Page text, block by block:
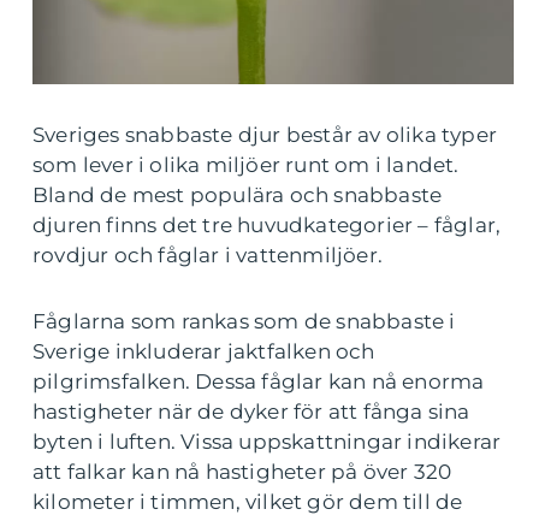
Sveriges snabbaste djur består av olika typer
som lever i olika miljöer runt om i landet.
Bland de mest populära och snabbaste
djuren finns det tre huvudkategorier – fåglar,
rovdjur och fåglar i vattenmiljöer.
Fåglarna som rankas som de snabbaste i
Sverige inkluderar jaktfalken och
pilgrimsfalken. Dessa fåglar kan nå enorma
hastigheter när de dyker för att fånga sina
byten i luften. Vissa uppskattningar indikerar
att falkar kan nå hastigheter på över 320
kilometer i timmen, vilket gör dem till de